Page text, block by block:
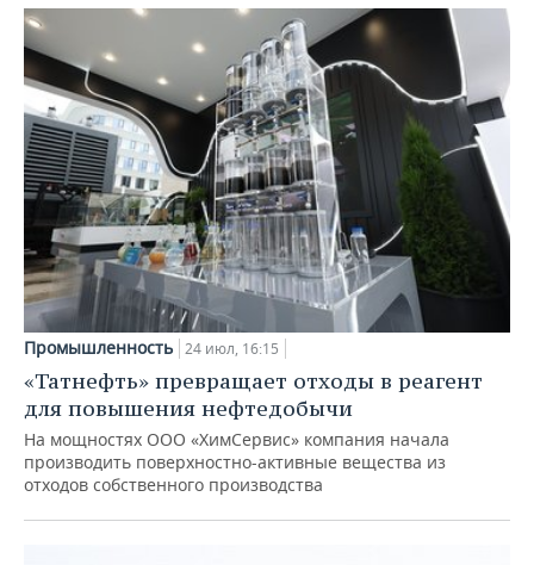
Промышленность 24 июл, 16:15
«Татнефть» превращает отходы в реагент
для повышения нефтедобычи
На мощностях ООО «ХимСервис» компания начала
производить поверхностно-активные вещества из
отходов собственного производства